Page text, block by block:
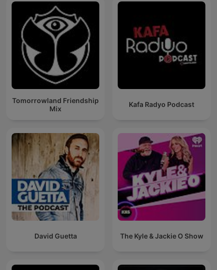
Tomorrowland Friendship
Mix
Kafa Radyo Podcast
David Guetta The Kyle & Jackie O Show